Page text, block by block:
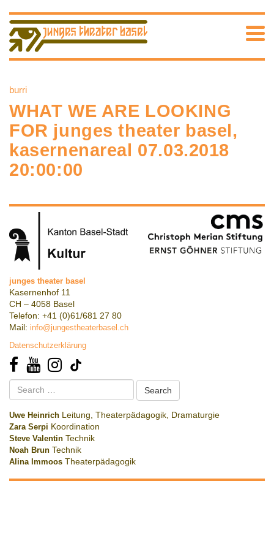
burri
WHAT WE ARE LOOKING
FOR junges theater basel,
kasernenareal 07.03.2018
20:00:00
junges theater basel
Kasernenhof 11
CH – 4058 Basel
Telefon: +41 (0)61/681 27 80
Mail: info@jungestheaterbasel.ch
Datenschutzerklärung
Search
for:
Uwe Heinrich Leitung, Theaterpädagogik, Dramaturgie
Zara Serpi Koordination
Steve Valentin Technik
Noah Brun Technik
Alina Immoos Theaterpädagogik